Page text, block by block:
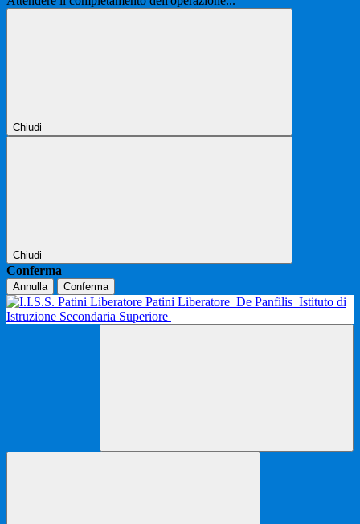
Chiudi
Chiudi
Conferma
Annulla Conferma
Patini Liberatore De Panfilis Istituto di
Istruzione Secondaria Superiore